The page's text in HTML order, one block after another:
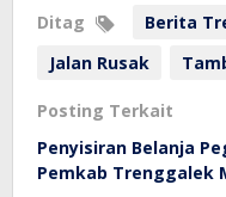
Ditag Berita
Jalan Rusak
Posting Terkait
Penyisiran Belanja
Pemkab Trenggalek